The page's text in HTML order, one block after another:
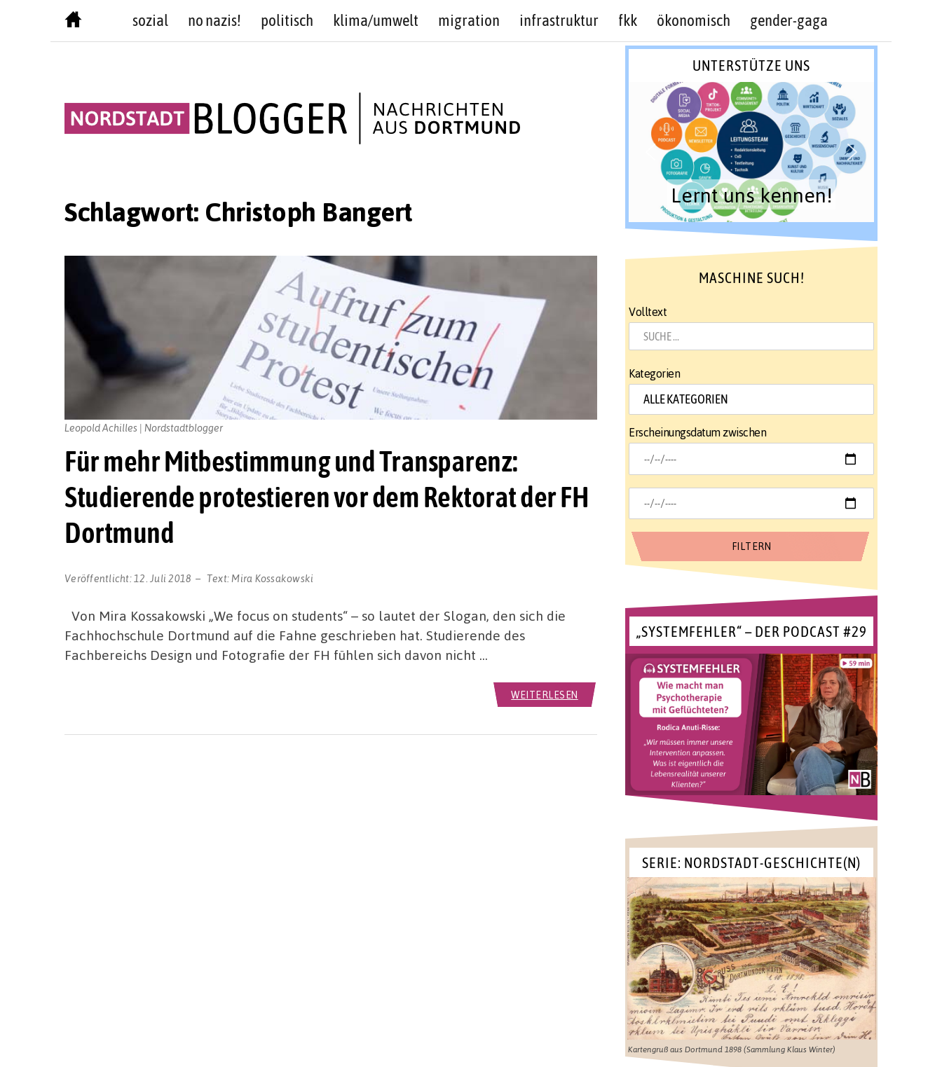
sozial no nazis! politisch klima/umwelt migration infrastruktur fkk ökonomisch gender-gaga
Schlagwort: Christoph Bangert
Für mehr Mitbestimmung und Transparenz:
Studierende protestieren vor dem Rektorat der FH
Dortmund
Veröffentlicht: 12. Juli 2018 Text: Mira Kossakowski
Leopold Achilles | Nordstadtblogger
Von Mira Kossakowski „We focus on students“ – so lautet der Slogan, den sich die
Fachhochschule Dortmund auf die Fahne geschrieben hat. Studierende des
Fachbereichs Design und Fotografie der FH fühlen sich davon nicht …
WEITERLESEN
UNTERSTÜTZE UNS
Lernt uns kennen!
MASCHINE SUCH!
Volltext
Kategorien
Erscheinungsdatum zwischen
„SYSTEMFEHLER“ – DER PODCAST #29
SERIE: NORDSTADT-GESCHICHTE(N)
Kartengruß aus Dortmund 1898 (Sammlung Klaus Winter)